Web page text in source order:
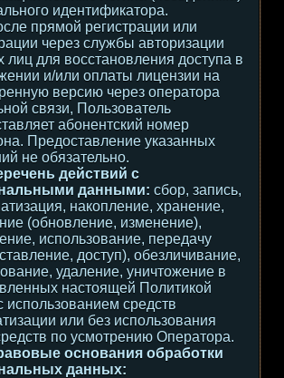
идентификатора.
прямой регистрации или
через службы авторизации
лиц для восстановления доступа в
и/или оплаты лицензии на
версию через оператора
связи, Пользователь
абонентский номер
Предоставление указанных
не обязательно.
действий с
данными: сбор, запись,
накопление, хранение,
(обновление, изменение),
использование, передачу
доступ), обезличивание,
удаление, уничтожение в
настоящей Политикой
использованием средств
или без использования
по усмотрению Оператора.
основания обработки
данных: